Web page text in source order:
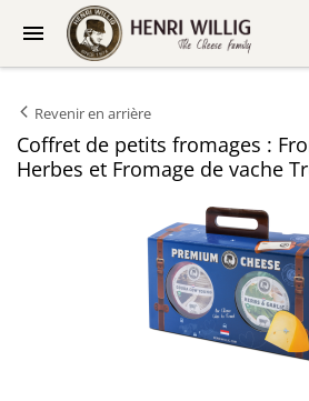
Revenir en arrière
Coffret de petits fromages :
Herbes et Fromage de vache